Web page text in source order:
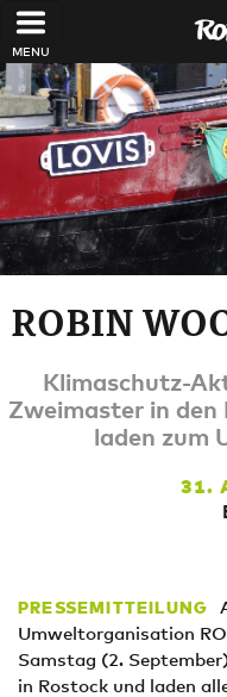
Direkt zum Inhalt
ROBIN
Klimaschutz-
Zweimaster in
laden zum
31.
PRESSEMITTEILUNG
Umweltorganisation
Samstag (2.
in Rostock und laden